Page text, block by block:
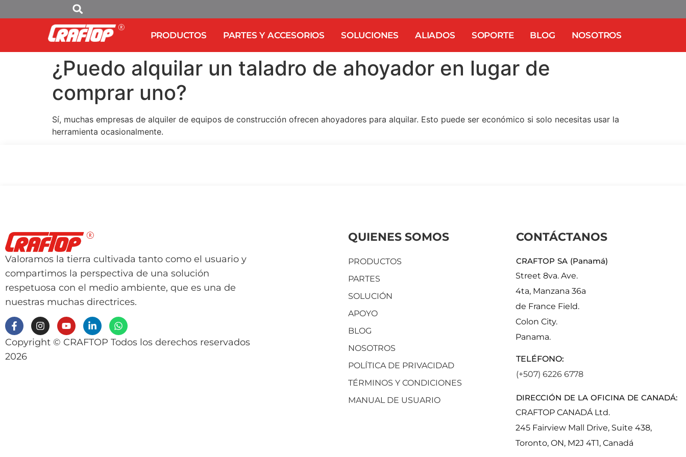
PRODUCTOS PARTES Y ACCESORIOS SOLUCIONES ALIADOS SOPORTE BLOG NOSOTROS
¿Puedo alquilar un taladro de ahoyador en lugar de
comprar uno?
Sí, muchas empresas de alquiler de equipos de construcción ofrecen ahoyadores para alquilar. Esto puede ser económico si solo necesitas usar la
herramienta ocasionalmente.
Valoramos la tierra cultivada tanto como el usuario y
compartimos la perspectiva de una solución
respetuosa con el medio ambiente, que es una de
nuestras muchas directrices.
Copyright © CRAFTOP Todos los derechos reservados
2026
QUIENES SOMOS
PRODUCTOS
PARTES
SOLUCIÓN
APOYO
BLOG
NOSOTROS
POLÍTICA DE PRIVACIDAD
TÉRMINOS Y CONDICIONES
MANUAL DE USUARIO
CONTÁCTANOS
CRAFTOP SA (Panamá)
Street 8va. Ave.
4ta, Manzana 36a
de France Field.
Colon City.
Panama.
TELÉFONO:
(+507) 6226 6778
DIRECCIÓN DE LA OFICINA DE CANADÁ:
CRAFTOP CANADÁ Ltd.
245 Fairview Mall Drive, Suite 438,
Toronto, ON, M2J 4T1, Canadá